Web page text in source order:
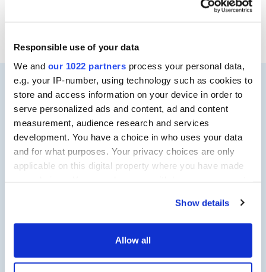
Responsible use of your data
We and our 1022 partners process your personal data,
e.g. your IP-number, using technology such as cookies to
store and access information on your device in order to
serve personalized ads and content, ad and content
measurement, audience research and services
development. You have a choice in who uses your data
and for what purposes. Your privacy choices are only
applicable on this digital property where you have made
If you allow, we would also like to:
which can be accurate to within several meters
Show details
Allow all
Installatie & Bouw
"Expert in het inregelen van